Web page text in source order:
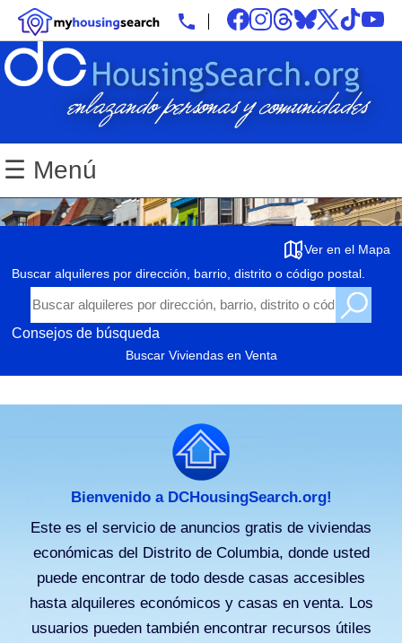
☰ Menú
Ver en el Mapa
Buscar alquileres por dirección, barrio, distrito o código postal.
Consejos de búsqueda
Buscar Viviendas en Venta
Bienvenido a DCHousingSearch.org!
Este es el servicio de anuncios gratis de viviendas
económicas del Distrito de Columbia, donde usted
puede encontrar de todo desde casas accesibles
hasta alquileres económicos y casas en venta. Los
usuarios pueden también encontrar recursos útiles